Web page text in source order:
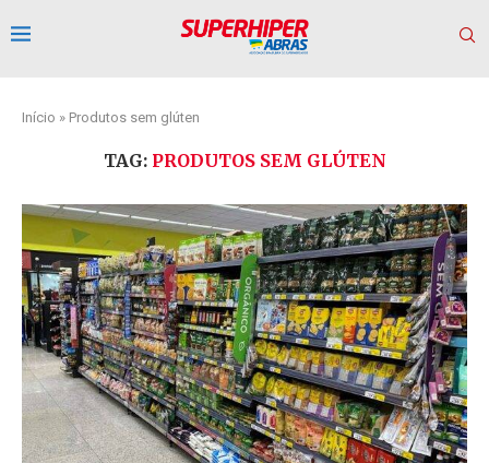
Início » Produtos sem glúten
TAG: PRODUTOS SEM GLÚTEN